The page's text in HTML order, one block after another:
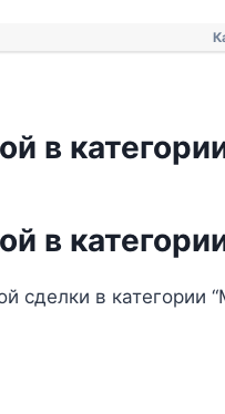
в
в
сделки в категории